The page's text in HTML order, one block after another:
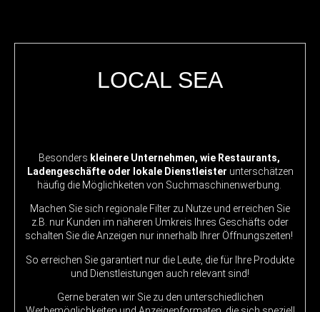
LOCAL SEA
Besonders kleinere Unternehmen, wie Restaurants,
Ladengeschäfte oder lokale Dienstleister unterschätzen
häufig die Möglichkeiten von Suchmaschinenwerbung.
Machen Sie sich regionale Filter zu Nutze und erreichen Sie
z.B. nur Kunden im näheren Umkreis Ihres Geschäfts oder
schalten Sie die Anzeigen nur innerhalb Ihrer Öffnungszeiten!
So erreichen Sie garantiert nur die Leute, die für Ihre Produkte
und Dienstleistungen auch relevant sind!
Gerne beraten wir Sie zu den unterschiedlichen